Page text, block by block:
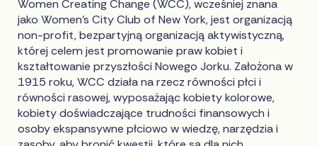
Women Creating Change (WCC), wcześniej znana
jako Women's City Club of New York, jest organizacją
non-profit, bezpartyjną organizacją aktywistyczną,
której celem jest promowanie praw kobiet i
kształtowanie przyszłości Nowego Jorku. Założona w
1915 roku, WCC działa na rzecz równości płci i
równości rasowej, wyposażając kobiety kolorowe,
kobiety doświadczające trudności finansowych i
osoby ekspansywne płciowo w wiedzę, narzędzia i